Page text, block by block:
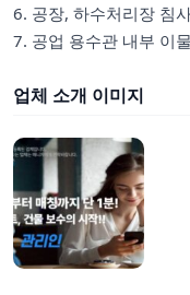
6. 공장, 하수처리장 침
7. 공업 용수관 내부 이
업체 소개 이미지